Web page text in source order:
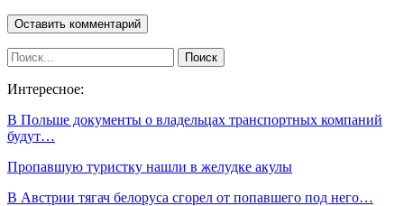
Интересное:
В Польше документы о владельцах транспортных компаний
будут…
Пропавшую туристку нашли в желудке акулы
В Австрии тягач белоруса сгорел от попавшего под него…